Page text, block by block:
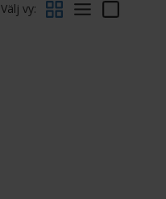
Välj vy: